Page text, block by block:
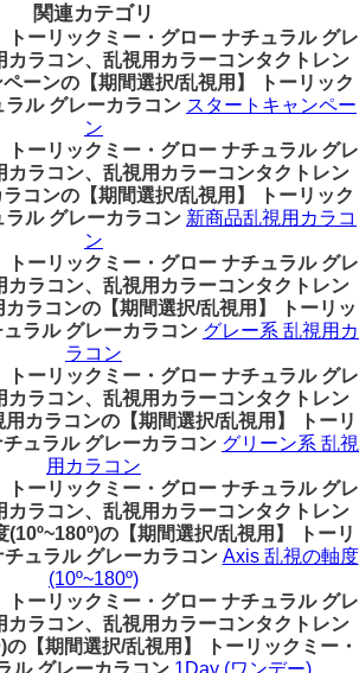
関連カテゴリ
トーリックミー・グロー ナチュラル グレ
カラコン、乱視用カラーコンタクトレン
ーンの【期間選択/乱視用】 トーリック
ラル グレーカラコン スタートキャンペー
ン
トーリックミー・グロー ナチュラル グレ
カラコン、乱視用カラーコンタクトレン
コンの【期間選択/乱視用】 トーリック
ラル グレーカラコン 新商品乱視用カラコ
ン
トーリックミー・グロー ナチュラル グレ
カラコン、乱視用カラーコンタクトレン
ラコンの【期間選択/乱視用】 トーリッ
ラル グレーカラコン グレー系 乱視用カ
ラコン
トーリックミー・グロー ナチュラル グレ
カラコン、乱視用カラーコンタクトレン
カラコンの【期間選択/乱視用】 トーリ
ュラル グレーカラコン グリーン系 乱視
用カラコン
トーリックミー・グロー ナチュラル グレ
カラコン、乱視用カラーコンタクトレン
の【期間選択/乱視用】 トーリ
ュラル グレーカラコン Axis 乱視の軸度
(10º~180º)
トーリックミー・グロー ナチュラル グレ
カラコン、乱視用カラーコンタクトレン
【期間選択/乱視用】 トーリックミー・
ル グレーカラコン 1Day (ワンデー)